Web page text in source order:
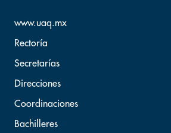
www.uaq.mx
Rectoría
Secretarías
Direcciones
Coordinaciones
Bachilleres